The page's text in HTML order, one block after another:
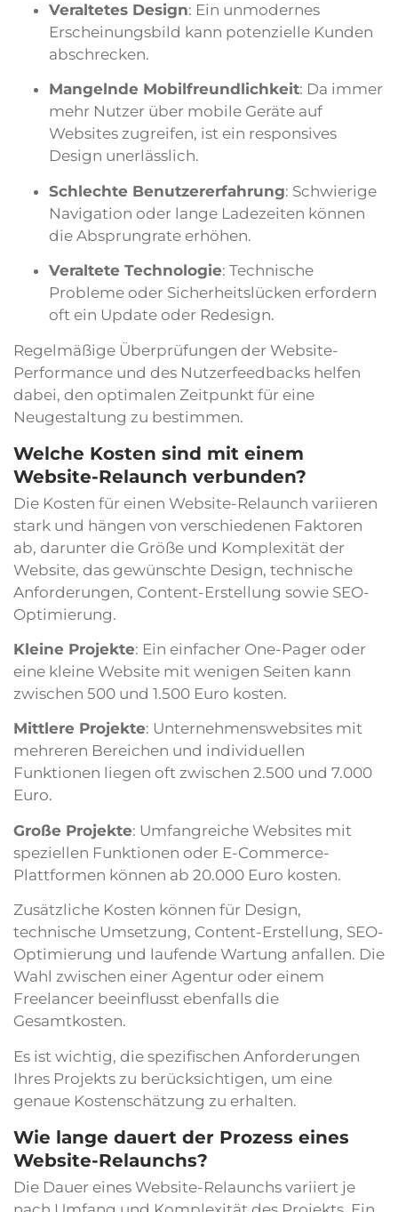
Veraltetes Design: Ein unmodernes
Erscheinungsbild kann potenzielle Kunden
abschrecken.
Mangelnde Mobilfreundlichkeit: Da immer
mehr Nutzer über mobile Geräte auf
Websites zugreifen, ist ein responsives
Design unerlässlich.
Schlechte Benutzererfahrung: Schwierige
Navigation oder lange Ladezeiten können
die Absprungrate erhöhen.
Veraltete Technologie: Technische
Probleme oder Sicherheitslücken erfordern
oft ein Update oder Redesign.
Regelmäßige Überprüfungen der Website-
Performance und des Nutzerfeedbacks helfen
dabei, den optimalen Zeitpunkt für eine
Neugestaltung zu bestimmen.
Welche Kosten sind mit einem
Website-Relaunch verbunden?
Die Kosten für einen Website-Relaunch variieren
stark und hängen von verschiedenen Faktoren
ab, darunter die Größe und Komplexität der
Website, das gewünschte Design, technische
Anforderungen, Content-Erstellung sowie SEO-
Optimierung.
Kleine Projekte: Ein einfacher One-Pager oder
eine kleine Website mit wenigen Seiten kann
zwischen 500 und 1.500 Euro kosten.
Mittlere Projekte: Unternehmenswebsites mit
mehreren Bereichen und individuellen
Funktionen liegen oft zwischen 2.500 und 7.000
Euro.
Große Projekte: Umfangreiche Websites mit
speziellen Funktionen oder E-Commerce-
Plattformen können ab 20.000 Euro kosten.
Zusätzliche Kosten können für Design,
technische Umsetzung, Content-Erstellung, SEO-
Optimierung und laufende Wartung anfallen. Die
Wahl zwischen einer Agentur oder einem
Freelancer beeinflusst ebenfalls die
Gesamtkosten.
Es ist wichtig, die spezifischen Anforderungen
Ihres Projekts zu berücksichtigen, um eine
genaue Kostenschätzung zu erhalten.
Wie lange dauert der Prozess eines
Website-Relaunchs?
Die Dauer eines Website-Relaunchs variiert je